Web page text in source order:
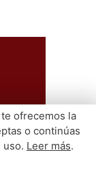
ofrecemos la
o continúas
uso. Leer más.